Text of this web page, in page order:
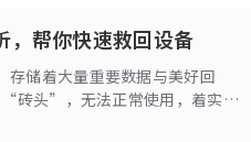
，帮你快速救回设备
储着大量重要数据与美好回
砖头”，无法正常使用，着实让